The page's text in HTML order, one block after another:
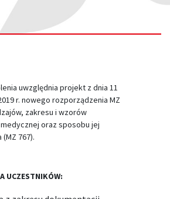
uwzględnia projekt z dnia 11
r. nowego rozporządzenia MZ
zakresu i wzorów
oraz sposobu jej
767).
UCZESTNIKÓW: